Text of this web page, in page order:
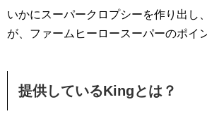
いかにスーパークロプシーを作り出し
が、ファームヒーロースーパーのポイ
提供しているKingとは？